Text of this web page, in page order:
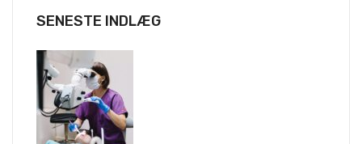
SENESTE INDLÆG